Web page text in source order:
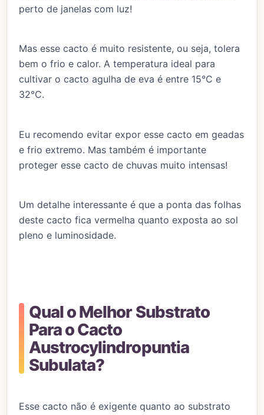
perto de janelas com luz!
Mas esse cacto é muito resistente, ou seja, tolera
bem o frio e calor. A temperatura ideal para
cultivar o cacto agulha de eva é entre 15°C e
32°C.
Eu recomendo evitar expor esse cacto em geadas
e frio extremo. Mas também é importante
proteger esse cacto de chuvas muito intensas!
Um detalhe interessante é que a ponta das folhas
deste cacto fica vermelha quanto exposta ao sol
pleno e luminosidade.
Qual o Melhor Substrato
Para o Cacto
Austrocylindropuntia
Subulata?
Esse cacto não é exigente quanto ao substrato